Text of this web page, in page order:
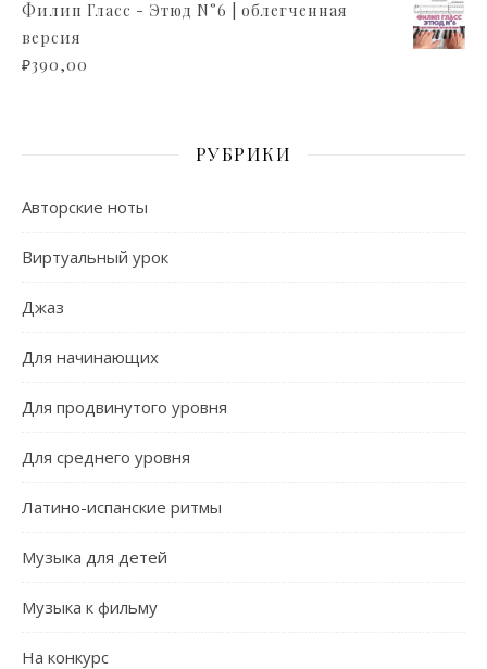
Филип Гласс - Этюд N°6 | облегченная
версия
₽390,00
РУБРИКИ
Авторские ноты
Виртуальный урок
Джаз
Для начинающих
Для продвинутого уровня
Для среднего уровня
Латино-испанские ритмы
Музыка для детей
Музыка к фильму
На конкурс